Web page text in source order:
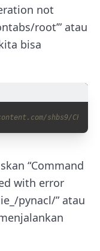
not
root’” atau
bisa
shbs9/
“Command
with error
pynacl/” atau